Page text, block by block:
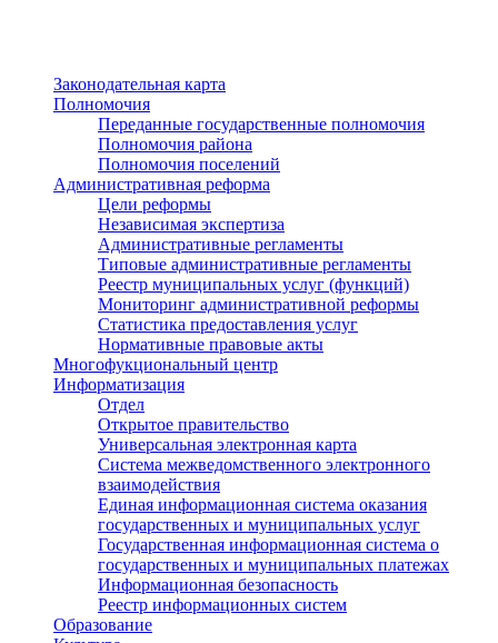
Законодательная карта
Полномочия
Переданные государственные полномочия
Полномочия района
Полномочия поселений
Административная реформа
Цели реформы
Независимая экспертиза
Административные регламенты
Типовые административные регламенты
Реестр муниципальных услуг (функций)
Мониторинг административной реформы
Статистика предоставления услуг
Нормативные правовые акты
Многофукциональный центр
Информатизация
Отдел
Открытое правительство
Универсальная электронная карта
Система межведомственного электронного
взаимодействия
Единая информационная система оказания
государственных и муниципальных услуг
Государственная информационная система о
государственных и муниципальных платежах
Информационная безопасность
Реестр информационных систем
Образование